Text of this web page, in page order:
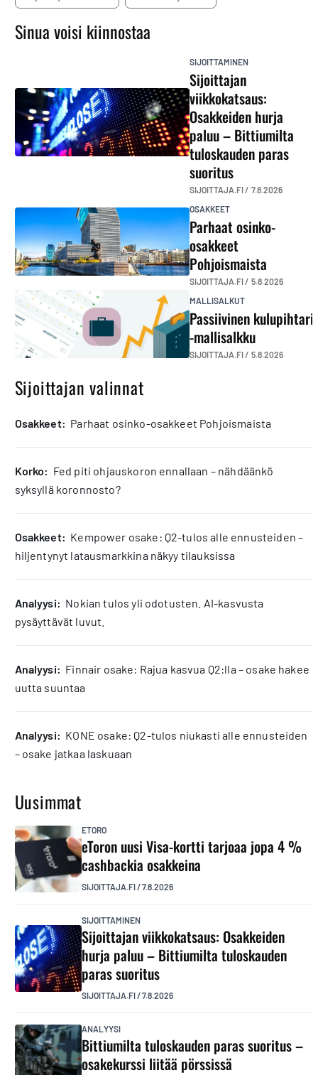
Sinua voisi kiinnostaa
SIJOITTAMINEN
Sijoittajan
viikkokatsaus:
Osakkeiden hurja
paluu – Bittiumilta
tuloskauden paras
suoritus
SIJOITTAJA.FI / 7.8.2026
OSAKKEET
Parhaat osinko-
osakkeet
Pohjoismaista
SIJOITTAJA.FI / 5.8.2026
MALLISALKUT
Passiivinen kulupihtari
-mallisalkku
SIJOITTAJA.FI / 5.8.2026
Sijoittajan valinnat
osakkeet: Parhaat osinko-osakkeet Pohjoismaista
korko: Fed piti ohjauskoron ennallaan – nähdäänkö
syksyllä koronnosto?
osakkeet: Kempower osake: Q2-tulos alle ennusteiden –
hiljentynyt latausmarkkina näkyy tilauksissa
analyysi: Nokian tulos yli odotusten. AI-kasvusta
pysäyttävät luvut.
analyysi: Finnair osake: Rajua kasvua Q2:lla – osake hakee
uutta suuntaa
analyysi: KONE osake: Q2-tulos niukasti alle ennusteiden
– osake jatkaa laskuaan
Uusimmat
ETORO
eToron uusi Visa-kortti tarjoaa jopa 4 %
cashbackia osakkeina
SIJOITTAJA.FI/7.8.2026
SIJOITTAMINEN
Sijoittajan viikkokatsaus: Osakkeiden
hurja paluu – Bittiumilta tuloskauden
paras suoritus
SIJOITTAJA.FI/7.8.2026
ANALYYSI
Bittiumilta tuloskauden paras suoritus –
osakekurssi liitää pörssissä